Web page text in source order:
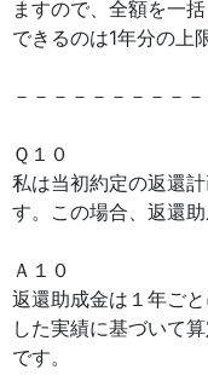
ますので、全額を一
できるのは1年分の上
－－－－－－－－－
Ｑ１０
私は当初約定の返還
す。この場合、返還
Ａ１０
返還助成金は１年ご
した実績に基づいて
です。